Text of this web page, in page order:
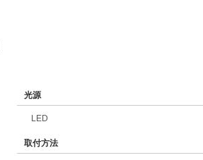
光源
LED
取付方法